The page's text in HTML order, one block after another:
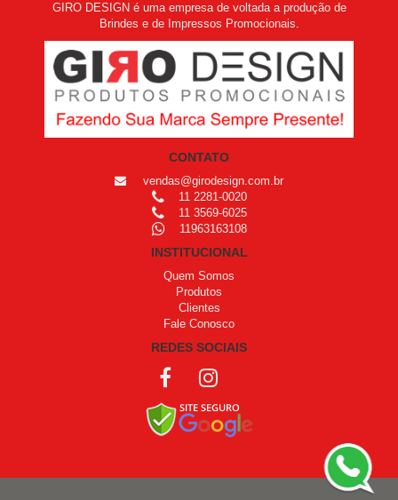
GIRO DESIGN é uma empresa de voltada a produção de
Brindes e de Impressos Promocionais.
CONTATO
vendas@girodesign.com.br
11 2281-0020
11 3569-6025
11963163108
INSTITUCIONAL
Quem Somos
Produtos
Clientes
Fale Conosco
REDES SOCIAIS